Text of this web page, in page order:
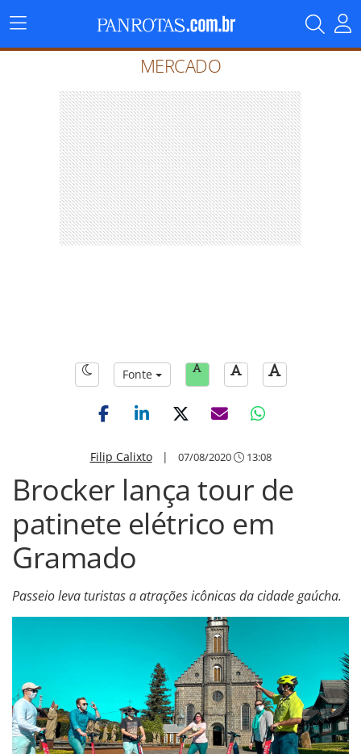
Menu
Principal
MERCADO
Fonte
Filip Calixto| 07/08/2020 13:08
Brocker lança tour de
patinete elétrico em
Gramado
Passeio leva turistas a atrações icônicas da cidade gaúcha.